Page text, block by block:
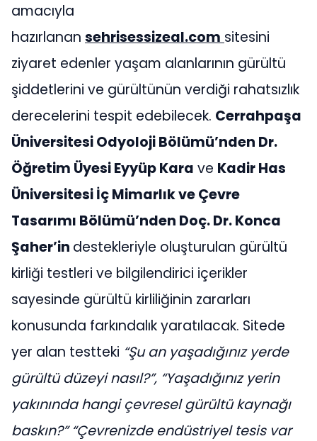
amacıyla
hazırlanan sehrisessizeal.com sitesini
ziyaret edenler yaşam alanlarının gürültü
şiddetlerini ve gürültünün verdiği rahatsızlık
derecelerini tespit edebilecek. Cerrahpaşa
Üniversitesi Odyoloji Bölümü’nden Dr.
Öğretim Üyesi Eyyüp Kara ve Kadir Has
Üniversitesi İç Mimarlık ve Çevre
Tasarımı Bölümü’nden Doç. Dr. Konca
Şaher’in destekleriyle oluşturulan gürültü
kirliği testleri ve bilgilendirici içerikler
sayesinde gürültü kirliliğinin zararları
konusunda farkındalık yaratılacak. Sitede
yer alan testteki “Şu an yaşadığınız yerde
gürültü düzeyi nasıl?”, “Yaşadığınız yerin
yakınında hangi çevresel gürültü kaynağı
baskın?”“Çevrenizde endüstriyel tesis var